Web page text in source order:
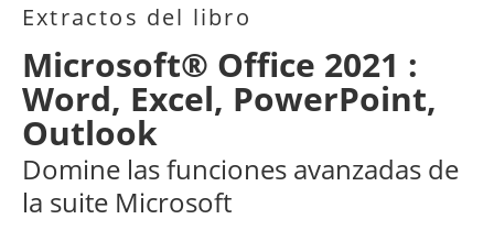
Extractos del libro
Microsoft® Office 2021 :
Word, Excel, PowerPoint,
Outlook
Domine las funciones avanzadas de
la suite Microsoft